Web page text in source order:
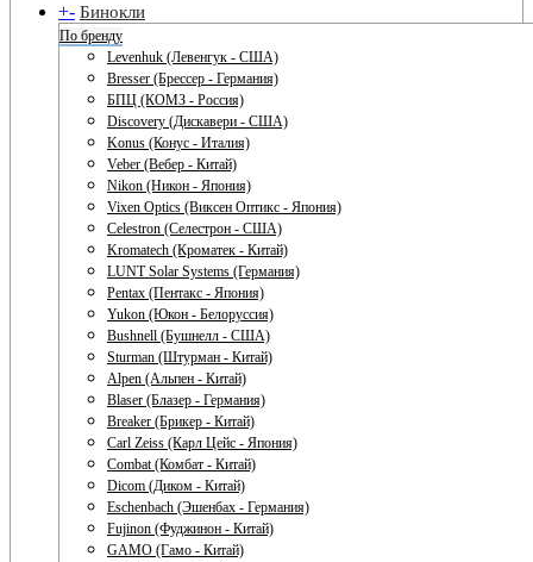
+- Бинокли
По бренду
Levenhuk (Левенгук - США)
Bresser (Брессер - Германия)
БПЦ (КОМЗ - Россия)
Discovery (Дискавери - США)
Konus (Конус - Италия)
Veber (Вебер - Китай)
Nikon (Никон - Япония)
Vixen Optics (Виксен Оптикс - Япония)
Celestron (Селестрон - США)
Kromatech (Кроматек - Китай)
LUNT Solar Systems (Германия)
Pentax (Пентакс - Япония)
Yukon (Юкон - Белоруссия)
Bushnell (Бушнелл - США)
Sturman (Штурман - Китай)
Alpen (Альпен - Китай)
Blaser (Блазер - Германия)
Breaker (Брикер - Китай)
Carl Zeiss (Карл Цейс - Япония)
Combat (Комбат - Китай)
Dicom (Диком - Китай)
Eschenbach (Эшенбах - Германия)
Fujinon (Фуджинон - Китай)
GAMO (Гамо - Китай)